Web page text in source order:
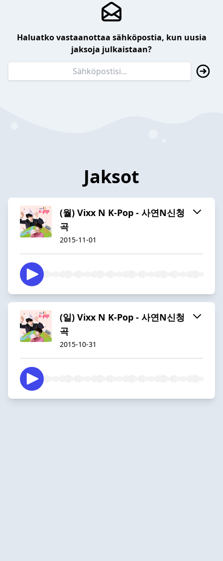
Haluatko vastaanottaa sähköpostia, kun uusia
jaksoja julkaistaan?
Jaksot
(월) Vixx N K-Pop - 사연N신청
곡
2015-11-01
(일) Vixx N K-Pop - 사연N신청
곡
2015-10-31